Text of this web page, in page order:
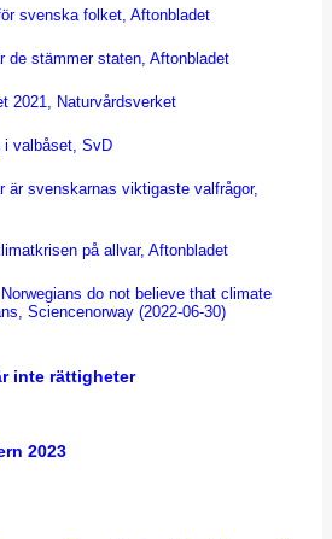
svenska folket, Aftonbladet
de stämmer staten, Aftonbladet
2021, Naturvårdsverket
i valbåset, SvD
är svenskarnas viktigaste valfrågor,
på allvar, Aftonbladet
do not believe that climate
Sciencenorway (2022-06-30)
inte rättigheter
2023